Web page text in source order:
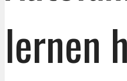
lernen